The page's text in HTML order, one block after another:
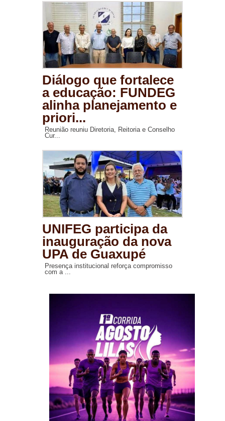
Diálogo que fortalece
a educação: FUNDEG
alinha planejamento e
priori...
Reunião reuniu Diretoria, Reitoria e Conselho
Cur...
UNIFEG participa da
inauguração da nova
UPA de Guaxupé
Presença institucional reforça compromisso
com a ...